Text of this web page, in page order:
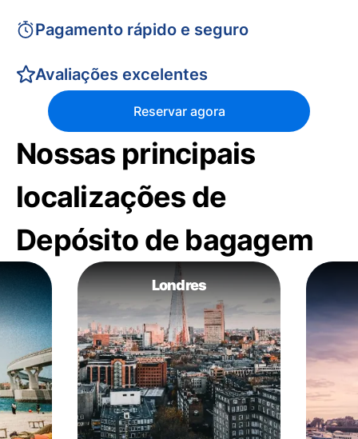
Pagamento rápido e seguro
Avaliações excelentes
Reservar agora
Nossas principais
localizações de
Depósito de bagagem
Londres